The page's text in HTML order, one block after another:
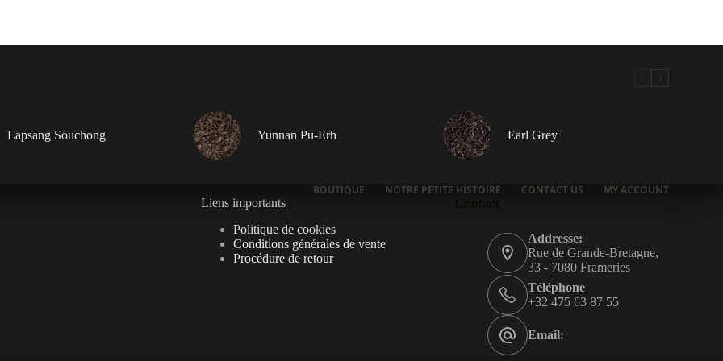
Les
Les
Lapsang Souchong Yunnan Pu-Erh Earl Grey
BOUTIQUE NOTRE PETITE HISTOIRE CONTACT US
MY ACCOUNT
Liens importants
Politique de cookies
Conditions générales de vente
Procédure de retour
Addresse:
Rue de Grande-Bretagne,
33 - 7080 Frameries
Téléphone
+32 475 63 87 55
Email: